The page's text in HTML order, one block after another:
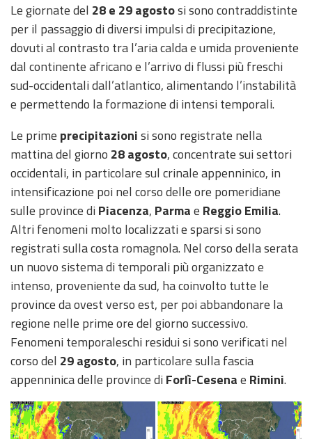
Event
monitoring
Forecasts and
data
Weather and sea
forecasts
Observational
Weather radar
Operational
Tools
Report
Updates
Useful info
Le giornate del 28 e 29 agostosi sono contraddistinte
per il passaggio di diversi impulsi di precipitazione,
dovuti al contrasto tra l’aria calda e umida proveniente
dal continente africano e l’arrivo di flussi più freschi
sud-occidentali dall’atlantico, alimentando l’instabilità
e permettendo la formazione di intensi temporali.
Le prime precipitazionisi sono registrate nella
mattina del giorno 28 agosto, concentrate sui settori
occidentali, in particolare sul crinale appenninico, in
intensificazione poi nel corso delle ore pomeridiane
sulle province di Piacenza, Parmae Reggio Emilia.
Altri fenomeni molto localizzati e sparsi si sono
registrati sulla costa romagnola. Nel corso della serata
un nuovo sistema di temporali più organizzato e
intenso, proveniente da sud, ha coinvolto tutte le
province da ovest verso est, per poi abbandonare la
regione nelle prime ore del giorno successivo.
Fenomeni temporaleschi residui si sono verificati nel
corso del 29 agosto, in particolare sulla fascia
appenninica delle province di Forlì-Cesenae Rimini.